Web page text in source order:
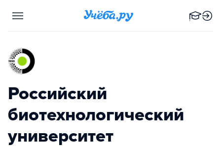
Российский
биотехнологический
университет